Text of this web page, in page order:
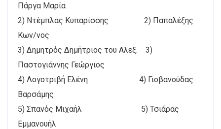
Πάργα Μαρία
2) Ντέμπλας Κυπαρίσσης 2) Παπαλέξης
Κων/νος
3) Δημητρός Δημήτριος του Αλεξ. 3)
Παστογιάννης Γεώργιος
4) Λογοτριβή Ελένη 4) Γιοβανούδας
Βαρσάμης
5) Σπανός Μιχαήλ 5) Τσιάρας
Εμμανουήλ